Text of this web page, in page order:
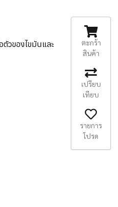
วของไขมันและ
ตะกร้า
สินค้า
เปรียบ
เทียบ
รายการ
โปรด